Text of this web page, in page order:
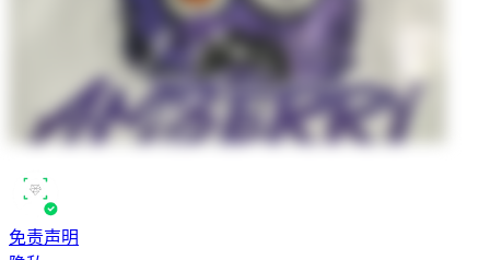
免责声明